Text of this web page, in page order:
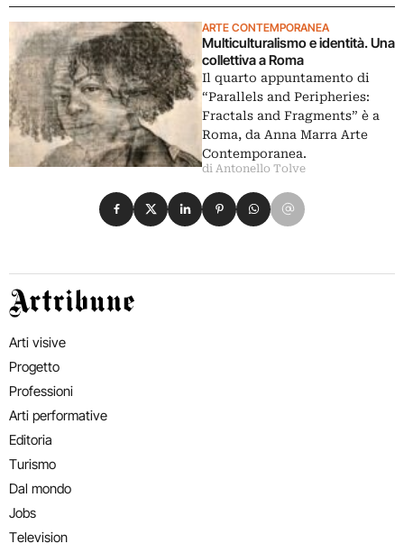
ARTE CONTEMPORANEA
Multiculturalismo e identità. Una
collettiva a Roma
Il quarto appuntamento di
“Parallels and Peripheries:
Fractals and Fragments” è a
Roma, da Anna Marra Arte
Contemporanea.
di Antonello Tolve
Condividi su Facebook
Condividi su X
Condividi su LinkedIn
Condividi su Pinterest
Condividi su WhatsApp
Condividi su Email
Artribune
Arti visive
Progetto
Professioni
Arti performative
Editoria
Turismo
Dal mondo
Jobs
Television